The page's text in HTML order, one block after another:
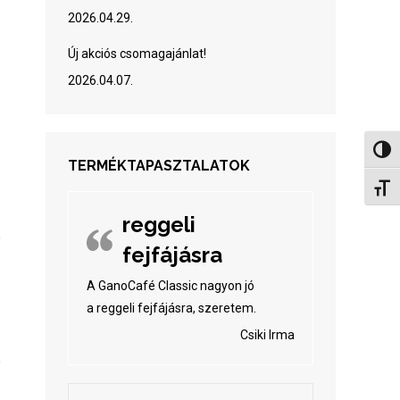
2026.04.29.
Új akciós csomagajánlat!
2026.04.07.
TERMÉKTAPASZTALATOK
reggeli
fejfájásra
A GanoCafé Classic nagyon jó
a reggeli fejfájásra, szeretem.
Csiki Irma